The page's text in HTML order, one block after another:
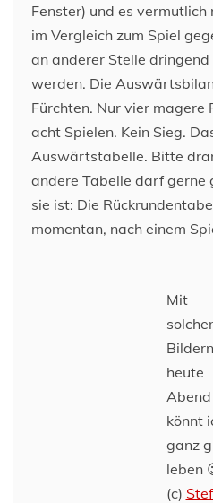
Fenster) und es
im Vergleich zum Spiel
an anderer Stelle
werden. Die
Fürchten. Nur vier magere
acht Spielen. Kein Sieg.
Auswärtstabelle. Bitte
andere Tabelle darf gerne
sie ist: Die
momentan, nach einem
Mit
Bildern
heute
Abend
könnt
ganz
leben
(c)